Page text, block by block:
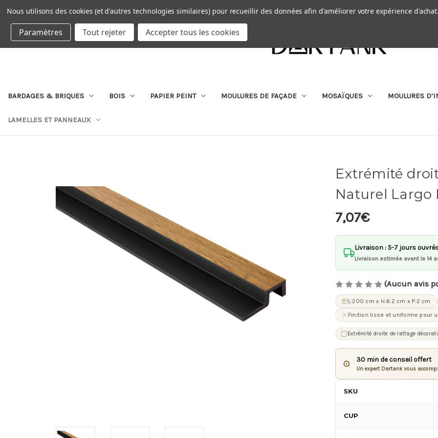
DEVISE : EUR
| RECHERCHER
BARDAGES & BRIQUES BOIS PAPIER PEINT MOULURES DE FAÇADE MOSAÏQUES MOULURES
LAMELLES ET PANNEAUX
Extrémité
Naturel Largo
7,07€
Livraison : 5-7 jours
Livraison estimée avant le 14
(Aucun avis
L:200 cm x H:6.2 cm x P:2 cm
Finition lisse et uniforme pour
Extrémité droite de lattage
⊙ 30 min de conseil offert
Un expert Dartank vous
SKU
CUP
Nous utilisons des cookies (et d'autres technologies similaires) pour recueillir des données afin d'améliorer votre expérience
Paramètres Tout rejeter Accepter tous les cookies